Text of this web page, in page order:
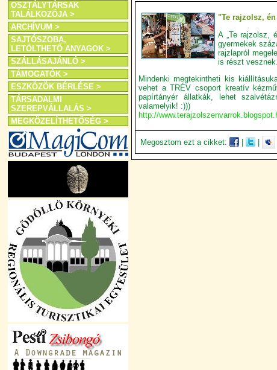
OSZTÁLYTÁRSAK
TALÁLKOZÓJA >
ARCHÍVUM >
SAJTÓSZOBA,
LETÖLTHETŐ ANYAGOK >
SZÁLLÁSAJÁNLÓ >
TÁMOGATÓK >
ESZKÖZÖK BÉRLÉSE >
TÁRSADALMI
SZEREPVÁLLALÁS >
MEGKÖZELÍTHETŐSÉG >
"Te rajzolsz,
A „Te rajzolsz,
gyermekek
rajzlapról
is részt vesznek.
Mindenki megtekintheti kis
vehet a TRÉV csoport kreatív
papírtányér állatkák, lehet
valamelyik! :)))
http://
Megosztom ezt a cikket: